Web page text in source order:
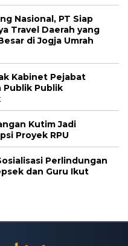
Nasional, PT Siap
Travel Daerah yang
di Jogja Umrah
Kabinet Pejabat
Publik Publik
Kutim Jadi
Proyek RPU
Perlindungan
dan Guru Ikut